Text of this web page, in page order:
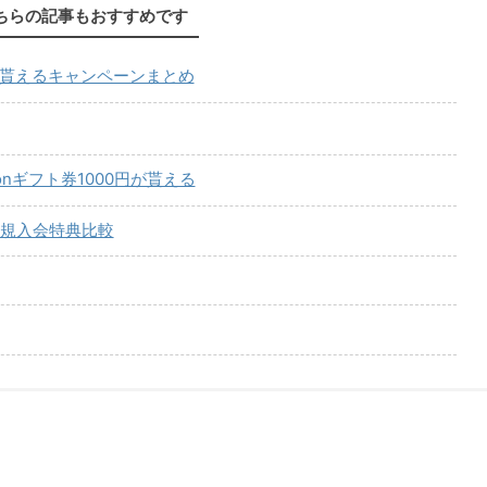
らの記事もおすすめです
えるキャンペーンまとめ
ギフト券1000円が貰える
入会特典比較